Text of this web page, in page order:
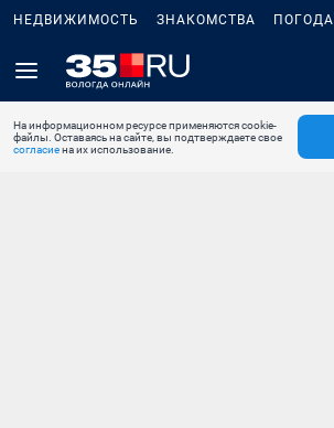
НЕДВИЖИМОСТЬ ЗНАКОМСТВА ПОГОДА
На информационном ресурсе применяются cookie-
файлы. Оставаясь на сайте, вы подтверждаете свое
согласиена их использование.